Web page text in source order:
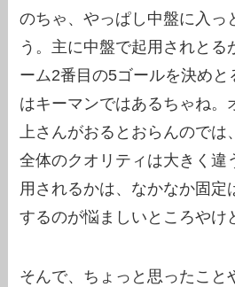
のちゃ、やっぱし中盤に入っ
う。主に中盤で起用されとる
ーム2番目の5ゴールを決め
はキーマンではあるちゃね。
上さんがおるとおらんので
全体のクオリティは大きく違
用されるかは、なかなか固定
するのが悩ましいところやけ
そんで、ちょっと思ったこと